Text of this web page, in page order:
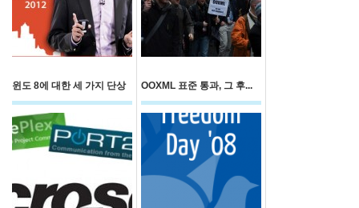
윈도 8에 대한 세 가지 단상 OOXML 표준 통과, 그 후...